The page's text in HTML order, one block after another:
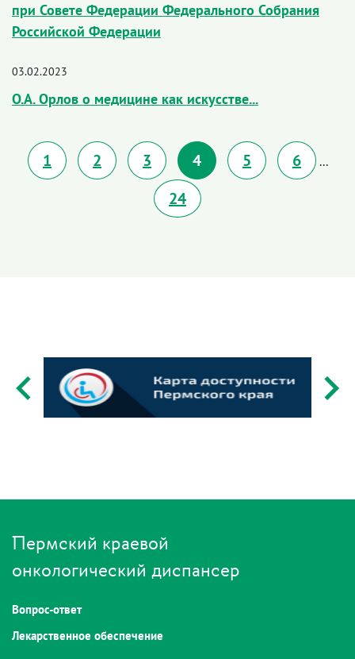
при Совете Федерации Федерального Собрания
Российской Федерации
03.02.2023
О.А. Орлов о медицине как искусстве...
1 2 3 4 5 6 ...
24
Пермский краевой
онкологический диспансер
Вопрос-ответ
Лекарственное обеспечение